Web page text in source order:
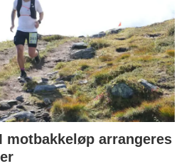
motbakkeløp arrangeres